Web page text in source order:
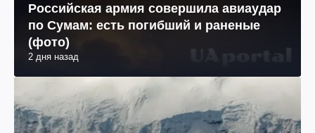
Война в Украине
Российская армия совершила авиаудар
по Сумам: есть погибший и раненые
(фото)